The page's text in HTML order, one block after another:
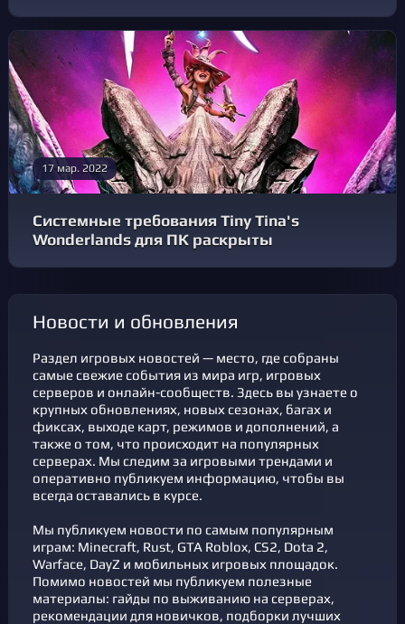
17 мар. 2022
Системные требования Tiny Tina's
Wonderlands для ПК раскрыты
новости и обновления
Раздел игровых новостей — место, где собраны
самые свежие события из мира игр, игровых
серверов и онлайн-сообществ. Здесь вы узнаете о
крупных обновлениях, новых сезонах, багах и
фикcах, выходе карт, режимов и дополнений, а
также о том, что происходит на популярных
серверах. Мы следим за игровыми трендами и
оперативно публикуем информацию, чтобы вы
всегда оставались в курсе.
Мы публикуем новости по самым популярным
играм: Minecraft, Rust, GTA Roblox, CS2, Dota 2,
Warface, DayZ и мобильных игровых площадок.
Помимо новостей мы публикуем полезные
материалы: гайды по выживанию на серверах,
рекомендации для новичков, подборки лучших